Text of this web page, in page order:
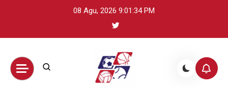
08 Agu, 2026 9:01:35 PM